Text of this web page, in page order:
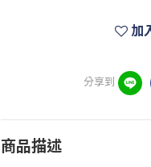
加
分享到
商品描述